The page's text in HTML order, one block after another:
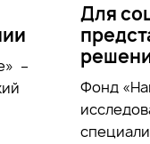
–
Для
Фонд